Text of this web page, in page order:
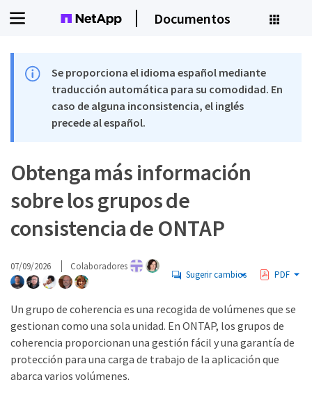
Documentos
Se proporciona el idioma español mediante
traducción automática para su comodidad. En
caso de alguna inconsistencia, el inglés
precede al español.
Obtenga más información
sobre los grupos de
consistencia de ONTAP
07/09/2026 Colaboradores
Sugerir cambios PDF
Un grupo de coherencia es una recogida de volúmenes que se
gestionan como una sola unidad. En ONTAP, los grupos de
coherencia proporcionan una gestión fácil y una garantía de
protección para una carga de trabajo de la aplicación que
abarca varios volúmenes.